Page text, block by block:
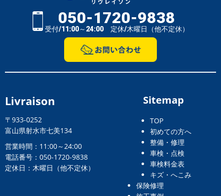
050-1720-9838
受付/11:00～24:00 定休/木曜日（他不定休）
Livraison
〒933-0252
富山県射水市七美134
営業時間：11:00～24:00
電話番号：050-1720-9838
定休日：木曜日（他不定休）
Sitemap
TOP
初めての方へ
整備・修理
車検・点検
車検料金表
キズ・へこみ
保険修理